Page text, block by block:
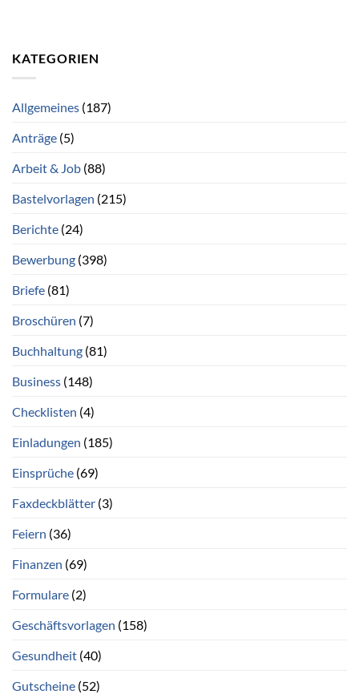
KATEGORIEN
Allgemeines (187)
Anträge (5)
Arbeit & Job (88)
Bastelvorlagen (215)
Berichte (24)
Bewerbung (398)
Briefe (81)
Broschüren (7)
Buchhaltung (81)
Business (148)
Checklisten (4)
Einladungen (185)
Einsprüche (69)
Faxdeckblätter (3)
Feiern (36)
Finanzen (69)
Formulare (2)
Geschäftsvorlagen (158)
Gesundheit (40)
Gutscheine (52)